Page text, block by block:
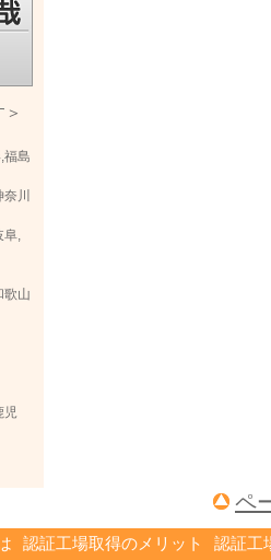
福島
川
阜,
歌山
児
ペ
認証工場取得のメリット
認証工